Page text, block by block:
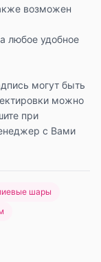
возможен
любое удобное
могут быть
можно
при
с Вами
шары